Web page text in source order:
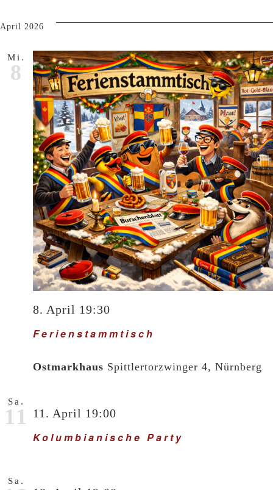
April 2026
Mi.
8
Ferienstammtisch
8. April 19:30
Ostmarkhaus Spittlertorzwinger 4, Nürnberg
Sa.
11
Kolumbianische Party
11. April 19:00
Sa.